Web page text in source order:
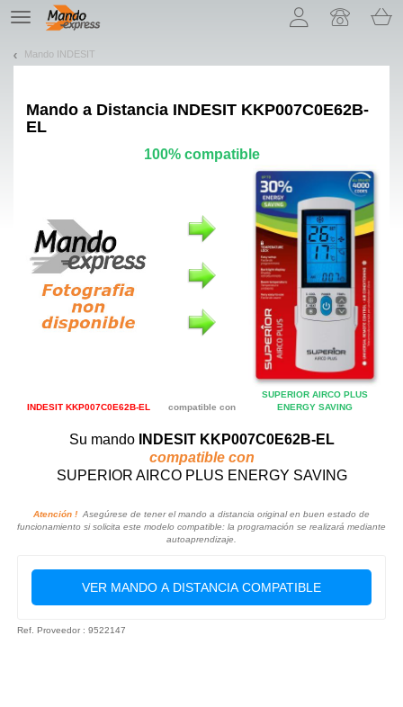
TE
navigation
Mando INDESIT
Mando a Distancia INDESIT KKP007C0E62B-
EL
100% compatible
INDESIT KKP007C0E62B-EL compatible con
SUPERIOR AIRCO PLUS
ENERGY SAVING
Su mando
INDESIT KKP007C0E62B-EL
compatible con
SUPERIOR AIRCO PLUS ENERGY SAVING
Atención ! Asegúrese de tener el mando a distancia original en buen estado de
funcionamiento si solicita este modelo compatible: la programación se realizará mediante
autoaprendizaje.
VER MANDO A DISTANCIA COMPATIBLE
Ref. Proveedor : 9522147
¡Permítenos presentarte nuestras cookies!